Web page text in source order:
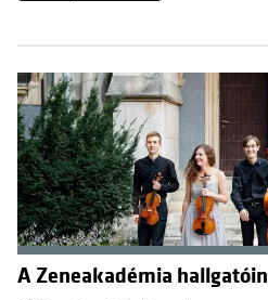
A Zeneakadémia